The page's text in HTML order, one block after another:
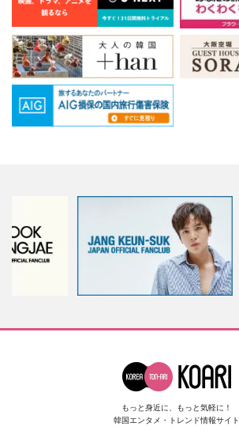
もっと身近に、もっと気軽に！
韓国エンタメ・トレンド情報サイト